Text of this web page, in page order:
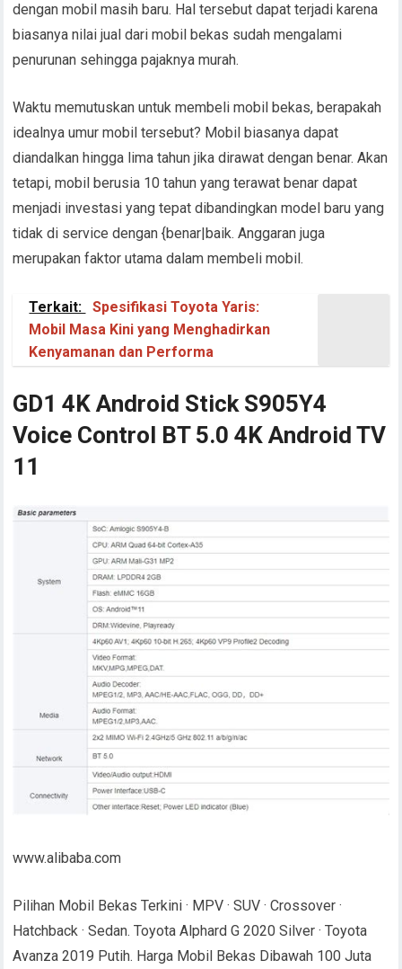
dengan mobil masih baru. Hal tersebut dapat terjadi karena
biasanya nilai jual dari mobil bekas sudah mengalami
penurunan sehingga pajaknya murah.
Waktu memutuskan untuk membeli mobil bekas, berapakah
idealnya umur mobil tersebut? Mobil biasanya dapat
diandalkan hingga lima tahun jika dirawat dengan benar. Akan
tetapi, mobil berusia 10 tahun yang terawat benar dapat
menjadi investasi yang tepat dibandingkan model baru yang
tidak di service dengan {benar|baik. Anggaran juga
merupakan faktor utama dalam membeli mobil.
Terkait:
Spesifikasi Toyota Yaris:
Mobil Masa Kini yang Menghadirkan
Kenyamanan dan Performa
GD1 4K Android Stick S905Y4
Voice Control BT 5.0 4K Android TV
11
www.alibaba.com
Pilihan Mobil Bekas Terkini · MPV · SUV · Crossover ·
Hatchback · Sedan. Toyota Alphard G 2020 Silver · Toyota
Avanza 2019 Putih. Harga Mobil Bekas Dibawah 100 Juta